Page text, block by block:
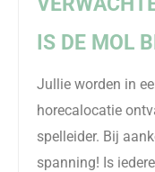
IS DE MOL
Jullie worden in
horecalocatie
spelleider. Bij
spanning! Is